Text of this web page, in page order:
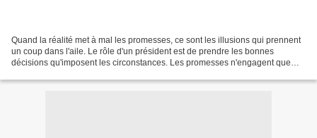
Quand la réalité met à mal les promesses, ce sont les illusions qui prennent
un coup dans l'aile. Le rôle d'un président est de prendre les bonnes
décisions qu'imposent les circonstances. Les promesses n'engagent que